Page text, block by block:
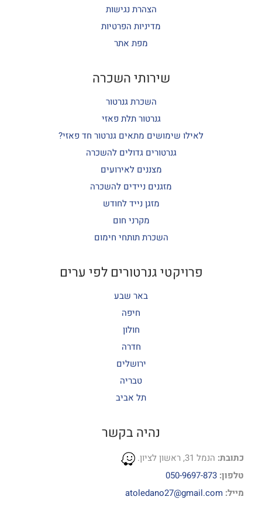
הצהרת נגישות
מדיניות הפרטיות
מפת אתר
שירותי השכרה
השכרת גנרטור
גנרטור תלת פאזי
לאילו שימושים מתאים גנרטור חד פאזי?
גנרטורים גדולים להשכרה
מצננים לאירועים
מזגנים ניידים להשכרה
מזגן נייד לחודש
מקרני חום
השכרת תותחי חימום
פרויקטי גנרטורים לפי ערים
באר שבע
חיפה
חולון
חדרה
ירושלים
טבריה
תל אביב
נהיה בקשר
כתובת: הנמל 31, ראשון לציון.
טלפון: 050-9697-873
מייל: atoledano27@gmail.com